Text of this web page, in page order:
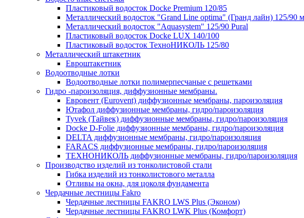
Пластиковый водосток Docke Premium 120/85
Металлический водосток "Grand Line optima" (Гранд лайн) 125/90
Металлический водосток "Aquasystem" 125/90 Pural
Пластиковый водосток Docke LUX 140/100
Пластиковый водосток ТехноНИКОЛЬ 125/80
Металлический штакетник
Евроштакетник
Водоотводные лотки
Водоотводные лотки полимерпесчаные с решетками
Гидро -пароизоляция, диффузионные мембраны.
Евровент (Eurovent) диффузионные мембраны, пароизоляция
Ютафол диффузионные мембраны, гидро/пароизоляция
Tyvek (Тайвек) диффузионные мембраны, гидро/пароизоляция
Docke D-Folie диффузионные мембраны, гидро/пароизоляция
DELTA диффузионные мембраны, гидро/пароизоляция
FARACS диффузионные мембраны, гидро/пароизоляция
ТЕХНОНИКОЛЬ диффузионные мембраны, гидро/пароизоляция
Производство изделий из тонколистовой стали
Гибка изделий из тонколистового металла
Отливы на окна, для цоколя фундамента
Чердачные лестницы Fakro
Чердачные лестницы FAKRO LWS Plus (Эконом)
Чердачные лестницы FAKRO LWK Plus (Комфорт)